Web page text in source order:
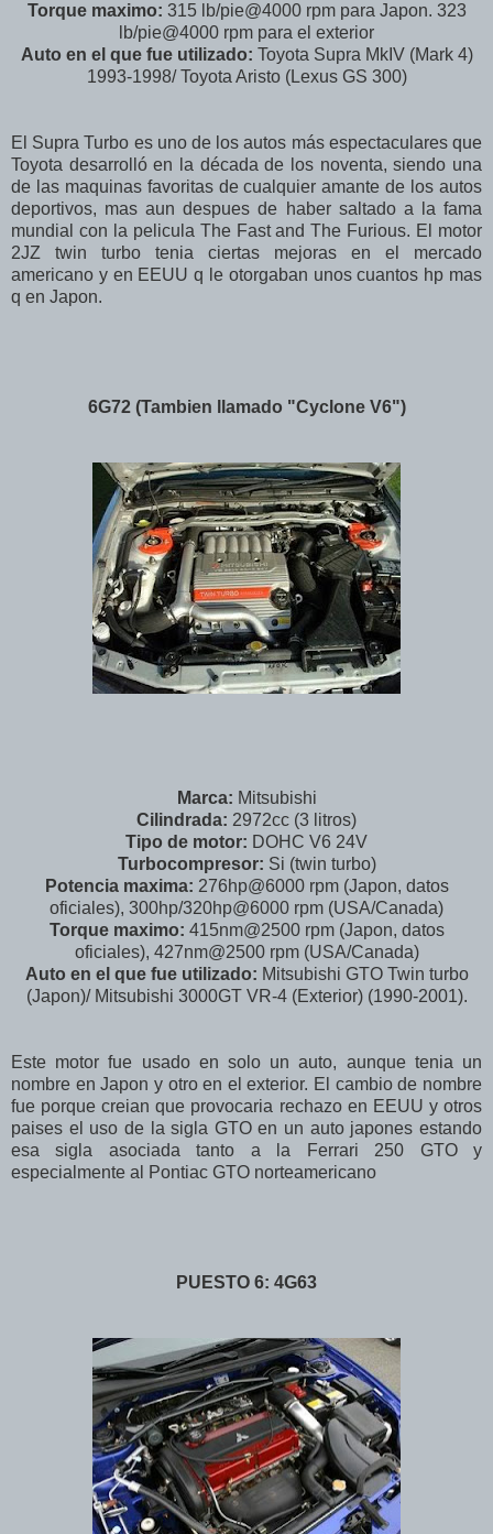
Torque maximo: 315 lb/pie@4000 rpm para Japon. 323
lb/pie@4000 rpm para el exterior
Auto en el que fue utilizado: Toyota Supra MkIV (Mark 4)
1993-1998/ Toyota Aristo (Lexus GS 300)
El Supra Turbo es uno de los autos más espectaculares que
Toyota desarrolló en la década de los noventa, siendo una
de las maquinas favoritas de cualquier amante de los autos
deportivos, mas aun despues de haber saltado a la fama
mundial con la pelicula The Fast and The Furious. El motor
2JZ twin turbo tenia ciertas mejoras en el mercado
americano y en EEUU q le otorgaban unos cuantos hp mas
q en Japon.
6G72 (Tambien llamado "Cyclone V6")
Marca: Mitsubishi
Cilindrada: 2972cc (3 litros)
Tipo de motor: DOHC V6 24V
Turbocompresor: Si (twin turbo)
Potencia maxima: 276hp@6000 rpm (Japon, datos
oficiales), 300hp/320hp@6000 rpm (USA/Canada)
Torque maximo: 415nm@2500 rpm (Japon, datos
oficiales), 427nm@2500 rpm (USA/Canada)
Auto en el que fue utilizado: Mitsubishi GTO Twin turbo
(Japon)/ Mitsubishi 3000GT VR-4 (Exterior) (1990-2001).
Este motor fue usado en solo un auto, aunque tenia un
nombre en Japon y otro en el exterior. El cambio de nombre
fue porque creian que provocaria rechazo en EEUU y otros
paises el uso de la sigla GTO en un auto japones estando
esa sigla asociada tanto a la Ferrari 250 GTO y
especialmente al Pontiac GTO norteamericano
PUESTO 6: 4G63